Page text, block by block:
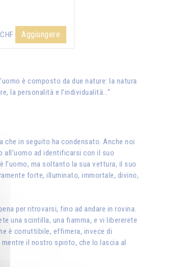
Aggiungere
è composto da due nature: la natura
la personalità e l’individualità…”
che in seguito ha condensato. Anche noi
ad identificarsi con il suo
l’uomo, ma soltanto la sua vettura, il suo
forte, illuminato, immortale, divino,
per ritrovarsi, fino ad andare in rovina.
una scintilla, una fiamma, e vi libererete
è corruttibile, effimera, invece di
il nostro spirito, che lo lascia al